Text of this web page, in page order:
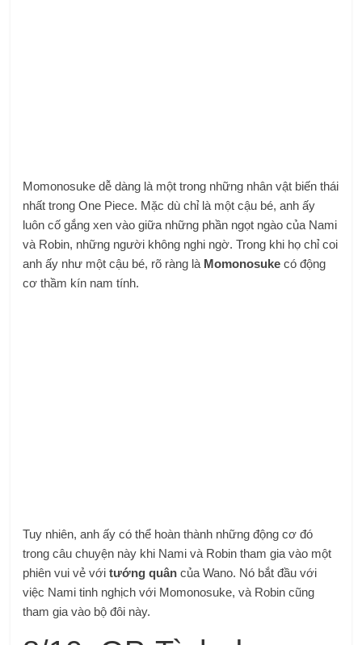
Momonosuke dễ dàng là một trong những nhân vật biến thái
nhất trong One Piece. Mặc dù chỉ là một cậu bé, anh ấy
luôn cố gắng xen vào giữa những phần ngọt ngào của Nami
và Robin, những người không nghi ngờ. Trong khi họ chỉ coi
anh ấy như một cậu bé, rõ ràng là Momonosuke có động
cơ thầm kín nam tính.
Tuy nhiên, anh ấy có thể hoàn thành những động cơ đó
trong câu chuyện này khi Nami và Robin tham gia vào một
phiên vui vẻ vớitướng quân của Wano. Nó bắt đầu với
việc Nami tinh nghịch với Momonosuke, và Robin cũng
tham gia vào bộ đôi này.